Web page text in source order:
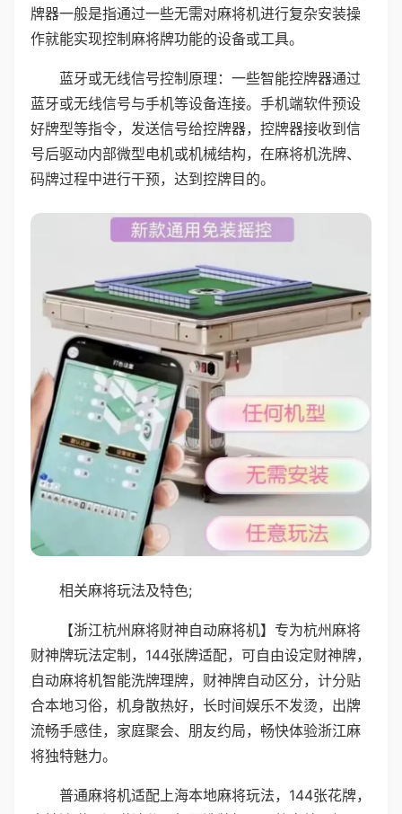
牌器一般是指通过一些无需对麻将机进行复杂安装操
作就能实现控制麻将牌功能的设备或工具。
蓝牙或无线信号控制原理：一些智能控牌器通过
蓝牙或无线信号与手机等设备连接。手机端软件预设
好牌型等指令，发送信号给控牌器，控牌器接收到信
号后驱动内部微型电机或机械结构，在麻将机洗牌、
码牌过程中进行干预，达到控牌目的。
相关麻将玩法及特色;
【浙江杭州麻将财神自动麻将机】专为杭州麻将
财神牌玩法定制，144张牌适配，可自由设定财神牌，
自动麻将机智能洗牌理牌，财神牌自动区分，计分贴
合本地习俗，机身散热好，长时间娱乐不发烫，出牌
流畅手感佳，家庭聚会、朋友约局，畅快体验浙江麻
将独特魅力。
普通麻将机适配上海本地麻将玩法，144张花牌，